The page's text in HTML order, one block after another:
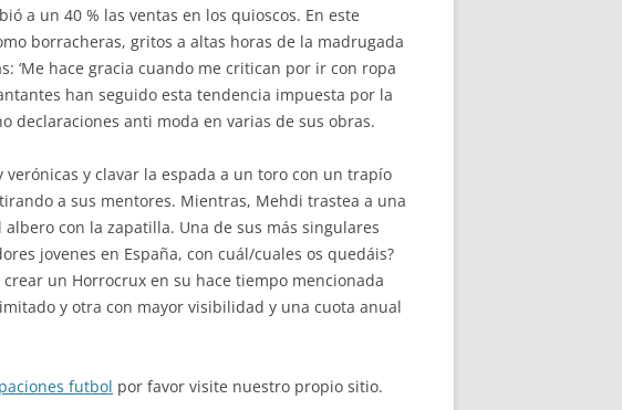
a un 40 % las ventas en los quioscos. En este
borracheras, gritos a altas horas de la madrugada
‘Me hace gracia cuando me critican por ir con ropa
han seguido esta tendencia impuesta por la
declaraciones anti moda en varias de sus obras.
y clavar la espada a un toro con un trapío
a sus mentores. Mientras, Mehdi trastea a una
con la zapatilla. Una de sus más singulares
jovenes en España, con cuál/cuales os quedáis?
un Horrocrux en su hace tiempo mencionada
y otra con mayor visibilidad y una cuota anual
futbol por favor visite nuestro propio sitio.